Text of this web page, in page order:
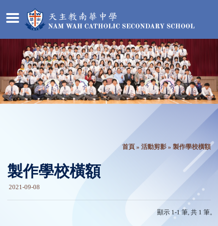
首頁 » 活動剪影 » 製作學校橫額
製作學校橫額
2021-09-08
顯示 1-1 筆, 共 1 筆。